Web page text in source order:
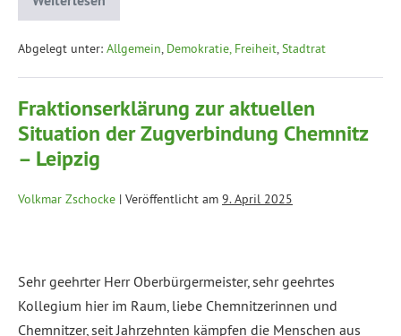
Abgelegt unter: Allgemein, Demokratie, Freiheit,Stadtrat
Fraktionserklärung zur aktuellen
Situation der Zugverbindung Chemnitz
– Leipzig
Volkmar Zschocke | Veröffentlicht am 9. April 2025
Sehr geehrter Herr Oberbürgermeister, sehr geehrtes
Kollegium hier im Raum, liebe Chemnitzerinnen und
Chemnitzer, seit Jahrzehnten kämpfen die Menschen aus